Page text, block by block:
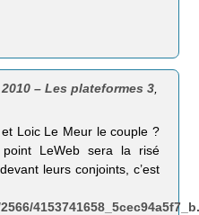
– Les plateformes 3
Loic Le Meur le couple ?
LeWeb sera la risé
leurs conjoints, c’est